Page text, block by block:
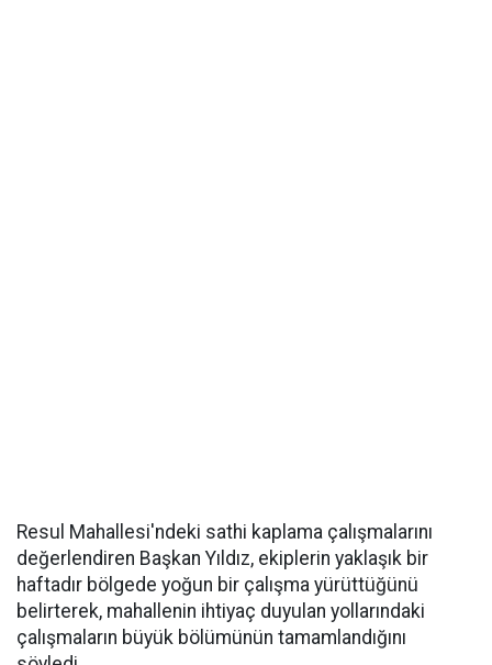
Resul Mahallesi'ndeki sathi kaplama çalışmalarını
değerlendiren Başkan Yıldız, ekiplerin yaklaşık bir
haftadır bölgede yoğun bir çalışma yürüttüğünü
belirterek, mahallenin ihtiyaç duyulan yollarındaki
çalışmaların büyük bölümünün tamamlandığını